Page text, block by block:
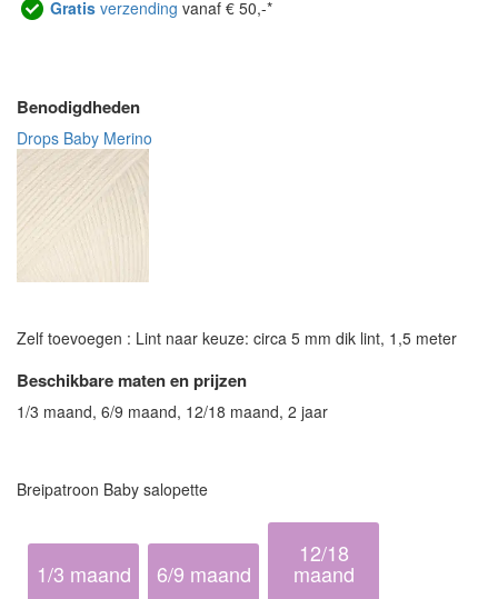
Gratis verzending vanaf € 50,-*
Benodigdheden
Drops Baby Merino
Zelf toevoegen : Lint naar keuze: circa 5 mm dik lint, 1,5 meter
Beschikbare maten en prijzen
1/3 maand, 6/9 maand, 12/18 maand, 2 jaar
Breipatroon Baby salopette
1/3 maand 6/9 maand
12/18
maand